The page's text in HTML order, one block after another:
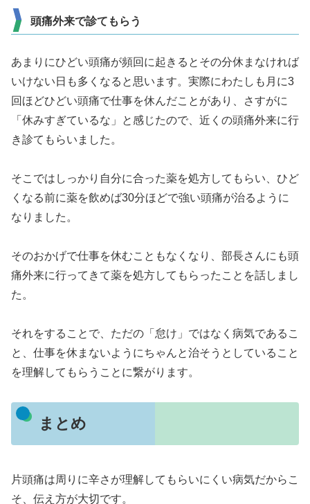
頭痛外来で診てもらう
あまりにひどい頭痛が頻回に起きるとその分休まなければ
いけない日も多くなると思います。実際にわたしも月に3
回ほどひどい頭痛で仕事を休んだことがあり、さすがに
「休みすぎているな」と感じたので、近くの頭痛外来に行
き診てもらいました。
そこではしっかり自分に合った薬を処方してもらい、ひど
くなる前に薬を飲めば30分ほどで強い頭痛が治るように
なりました。
そのおかげで仕事を休むこともなくなり、部長さんにも頭
痛外来に行ってきて薬を処方してもらったことを話しまし
た。
それをすることで、ただの「怠け」ではなく病気であるこ
と、仕事を休まないようにちゃんと治そうとしていること
を理解してもらうことに繋がります。
まとめ
片頭痛は周りに辛さが理解してもらいにくい病気だからこ
そ、伝え方が大切です。